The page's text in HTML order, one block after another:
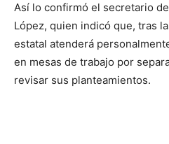
Así lo confirmó el secretario
López, quien indicó que, tras
estatal atenderá
en mesas de trabajo por
revisar sus planteamientos.